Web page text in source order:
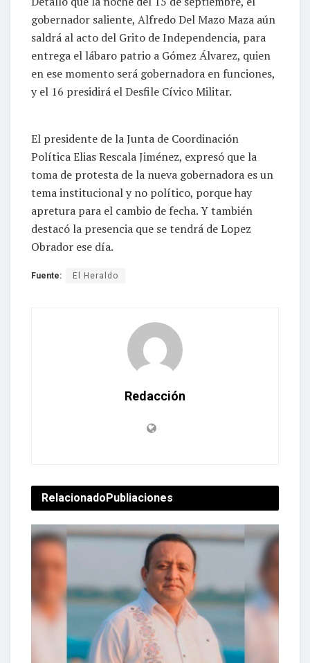
gobernador saliente, Alfredo Del Mazo Maza aún
saldrá al acto del Grito de Independencia, para
entrega el lábaro patrio a Gómez Álvarez, quien
en ese momento será gobernadora en funciones,
y el 16 presidirá el Desfile Cívico Militar.
El presidente de la Junta de Coordinación
Política Elias Rescala Jiménez, expresó que la
toma de protesta de la nueva gobernadora es un
tema institucional y no político, porque hay
apretura para el cambio de fecha. Y también
destacó la presencia que se tendrá de Lopez
Obrador ese día.
Fuente: El Heraldo
Redacción
RelacionadoPubliaciones